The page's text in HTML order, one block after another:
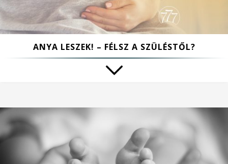
ANYA LESZEK! – FÉLSZ A SZÜLÉSTŐL?